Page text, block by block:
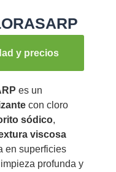
y precios
es un
con cloro
sódico,
viscosa
en superficies
profunda y